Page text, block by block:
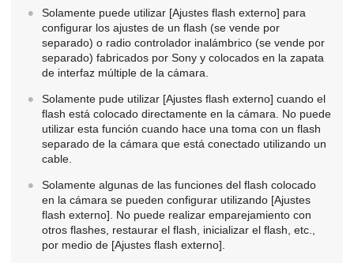
Solamente puede utilizar [Ajustes flash externo] para
configurar los ajustes de un flash (se vende por
separado) o radio controlador inalámbrico (se vende por
separado) fabricados por Sony y colocados en la zapata
de interfaz múltiple de la cámara.
Solamente pude utilizar [Ajustes flash externo] cuando el
flash está colocado directamente en la cámara. No puede
utilizar esta función cuando hace una toma con un flash
separado de la cámara que está conectado utilizando un
cable.
Solamente algunas de las funciones del flash colocado
en la cámara se pueden configurar utilizando [Ajustes
flash externo] . No puede realizar emparejamiento con
otros flashes, restaurar el flash, inicializar el flash, etc.,
por medio de [Ajustes flash externo]